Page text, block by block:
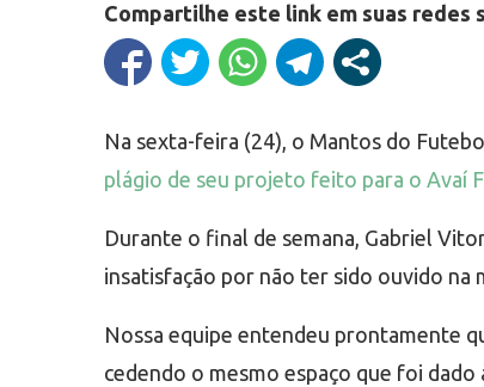
Compartilhe este link em suas redes
Na sexta-feira (24), o Mantos do
plágio de seu projeto feito para o Avaí
Durante o final de semana, Gabriel
insatisfação por não ter sido ouvido na
Nossa equipe entendeu prontamente
cedendo o mesmo espaço que foi dado